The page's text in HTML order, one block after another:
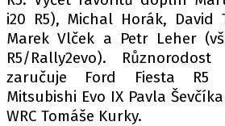
Máte příběh, fotku
Pošlete e-mail na
i20 R5), Michal Horák, David
Marek Vlček a Petr Leher
R5/Rally2evo).
zaručuje Ford Fiesta R5
Mitsubishi Evo IX Pavla
WRC Tomáše Kurky.